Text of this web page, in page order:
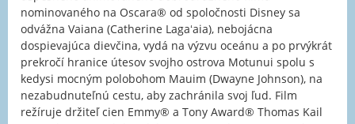
nominovaného na Oscara® od spoločnosti Disney sa
odvážna Vaiana (Catherine Lagaʻaia), nebojácna
dospievajúca dievčina, vydá na výzvu oceánu a po prvýkrát
prekročí hranice útesov svojho ostrova Motunui spolu s
kedysi mocným polobohom Mauim (Dwayne Johnson), na
nezabudnuteľnú cestu, aby zachránila svoj ľud. Film
režíruje držiteľ cien Emmy® a Tony Award® Thomas Kail